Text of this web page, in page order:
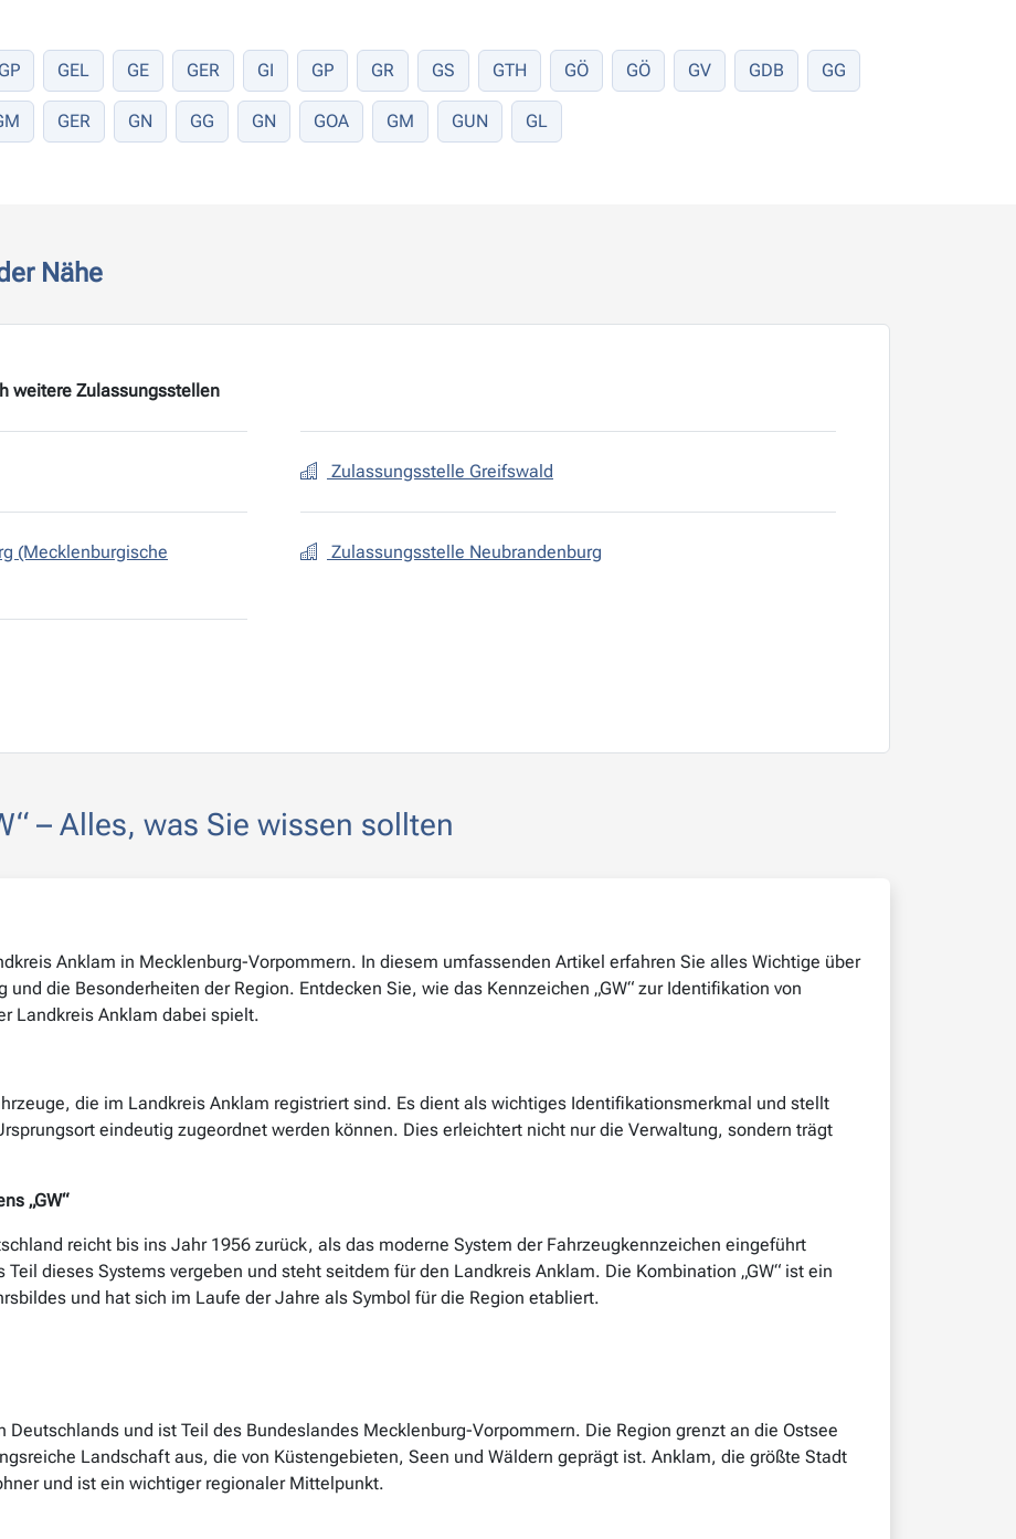
GP GEL GE GER GI GP GR GS GTH GÖ GÖ GV GDB GG
GER GN GG GN GOA GM GUN GL
Nähe
weitere Zulassungsstellen
Zulassungsstelle Greifswald
(Mecklenburgische
Zulassungsstelle Neubrandenburg
– Alles, was Sie wissen sollten
Anklam in Mecklenburg-Vorpommern. In diesem umfassenden Artikel erfahren Sie alles Wichtige über
und die Besonderheiten der Region. Entdecken Sie, wie das Kennzeichen „GW“ zur Identifikation von
Landkreis Anklam dabei spielt.
die im Landkreis Anklam registriert sind. Es dient als wichtiges Identifikationsmerkmal und stellt
eindeutig zugeordnet werden können. Dies erleichtert nicht nur die Verwaltung, sondern trägt
„GW“
reicht bis ins Jahr 1956 zurück, als das moderne System der Fahrzeugkennzeichen eingeführt
Teil dieses Systems vergeben und steht seitdem für den Landkreis Anklam. Die Kombination „GW“ ist ein
und hat sich im Laufe der Jahre als Symbol für die Region etabliert.
und ist Teil des Bundeslandes Mecklenburg-Vorpommern. Die Region grenzt an die Ostsee
Landschaft aus, die von Küstengebieten, Seen und Wäldern geprägt ist. Anklam, die größte Stadt
und ist ein wichtiger regionaler Mittelpunkt.